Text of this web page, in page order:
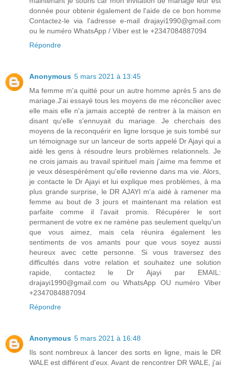
donnée pour obtenir également de l'aide de ce bon homme
Contactez-le via l'adresse e-mail drajayi1990@gmail.com
ou le numéro WhatsApp / Viber est le +2347084887094
Répondre
Anonymous 5 mars 2021 à 13:45
Ma femme m'a quitté pour un autre homme après 5 ans de
mariage.J'ai essayé tous les moyens de me réconcilier avec
elle mais elle n'a jamais accepté de rentrer à la maison en
disant qu'elle s'ennuyait du mariage. Je cherchais des
moyens de la reconquérir en ligne lorsque je suis tombé sur
un témoignage sur un lanceur de sorts appelé Dr Ajayi qui a
aidé les gens à résoudre leurs problèmes relationnels. Je
ne crois jamais au travail spirituel mais j'aime ma femme et
je veux désespérément qu'elle revienne dans ma vie. Alors,
je contacte le Dr Ajayi et lui explique mes problèmes, à ma
plus grande surprise, le DR AJAYI m'a aidé à ramener ma
femme au bout de 3 jours et maintenant ma relation est
parfaite comme il l'avait promis. Récupérer le sort
permanent de votre ex ne ramène pas seulement quelqu'un
que vous aimez, mais cela réunira également les
sentiments de vos amants pour que vous soyez aussi
heureux avec cette personne. Si vous traversez des
difficultés dans votre relation et souhaitez une solution
rapide, contactez le Dr Ajayi par EMAIL:
drajayi1990@gmail.com ou WhatsApp OU numéro Viber
+2347084887094
Répondre
Anonymous 5 mars 2021 à 16:48
Ils sont nombreux à lancer des sorts en ligne, mais le DR
WALE est différent d'eux. Avant de rencontrer DR WALE, j'ai